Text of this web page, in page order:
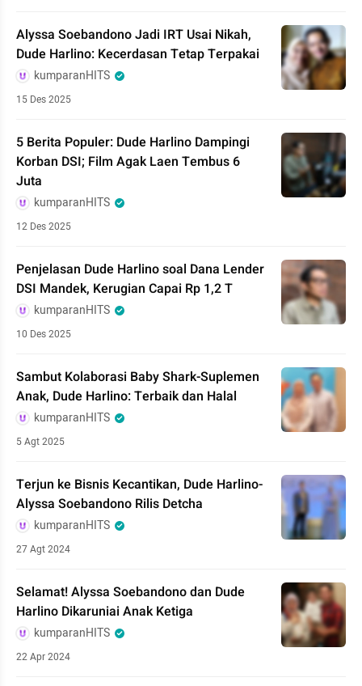
Alyssa Soebandono Jadi IRT Usai Nikah,
Dude Harlino: Kecerdasan Tetap Terpakai
kumparanHITS
15 Des 2025
5 Berita Populer: Dude Harlino Dampingi
Korban DSI; Film Agak Laen Tembus 6
Juta
kumparanHITS
12 Des 2025
Penjelasan Dude Harlino soal Dana Lender
DSI Mandek, Kerugian Capai Rp 1,2 T
kumparanHITS
10 Des 2025
Sambut Kolaborasi Baby Shark-Suplemen
Anak, Dude Harlino: Terbaik dan Halal
kumparanHITS
5 Agt 2025
Terjun ke Bisnis Kecantikan, Dude Harlino-
Alyssa Soebandono Rilis Detcha
kumparanHITS
27 Agt 2024
Selamat! Alyssa Soebandono dan Dude
Harlino Dikaruniai Anak Ketiga
kumparanHITS
22 Apr 2024